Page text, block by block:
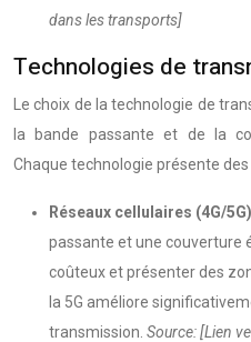
dans les transports]
Technologies de
Le choix de la technologie de
la bande passante et de la
Chaque technologie présente
Réseaux cellulaires (4G/
passante et une couverture
coûteux et présenter des
la 5G améliore
transmission. Source: [Lien